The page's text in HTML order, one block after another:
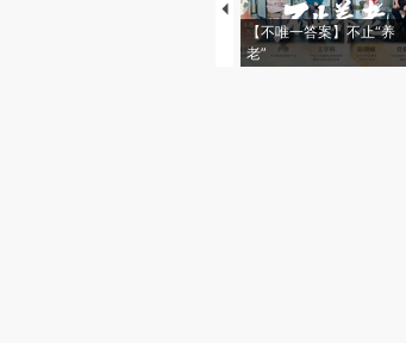
【不唯一答案】不止“养
老”